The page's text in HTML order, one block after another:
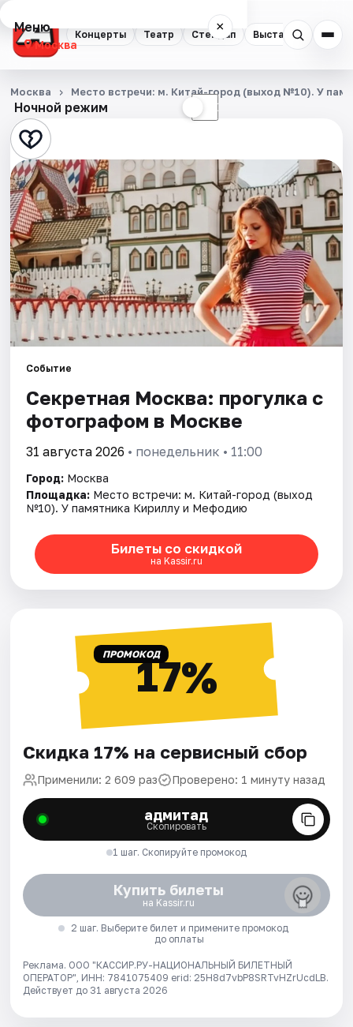
Концерты Театр Стендап Выставки
Меню ×
Москва
Концерты
Театр
Стендап
Выставки
Квесты
Экскурсии
Спорт
События
Города
Площадки
Рейтинги
Ночной режим ☾
Москва Место встречи: м. Китай-город (выход №10). У
Событие
Секретная Москва: прогулка с
фотографом в Москве
31 августа 2026 • понедельник • 11:00
Город: Москва
Площадка: Место встречи: м. Китай-город (выход
№10). У памятника Кириллу и Мефодию
Билеты со скидкой
на Kassir.ru
ПРОМОКОД17%
Скидка 17% на сервисный сбор
Применили: 2 609 раз Проверено: 1 минуту назад
адмитад
Скопировать
1 шаг. Скопируйте промокод
Купить билеты
на Kassir.ru
2 шаг. Выберите билет и примените промокод
до оплаты
Реклама. ООО "КАССИР.РУ-НАЦИОНАЛЬНЫЙ БИЛЕТНЫЙ
ОПЕРАТОР", ИНН: 7841075409 erid: 25H8d7vbP8SRTvHZrUcdLB.
Действует до 31 августа 2026